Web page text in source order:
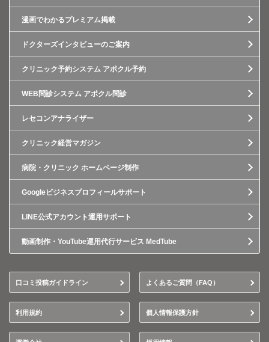
漫画でわかるプレミアム掲載
ドクターズインタビューのご案内
クリニック予約システム アポクル予約
WEB問診システム アポクル問診
レセコンアナライザー
クリニック経営マガジン
病院・クリニック ホームページ制作
Googleビジネスプロフィールサポート
LINE公式アカウント運用サポート
動画制作・YouTube運用代行サービス MedTube
口コミ投稿ガイドライン よくあるご質問（FAQ）
利用規約 個人情報保護方針